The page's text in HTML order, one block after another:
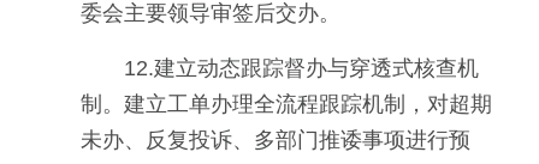
委会主要领导审签后交办。
12.建立动态跟踪督办与穿透式核查机
制。建立工单办理全流程跟踪机制，对超期
未办、反复投诉、多部门推诿事项进行预